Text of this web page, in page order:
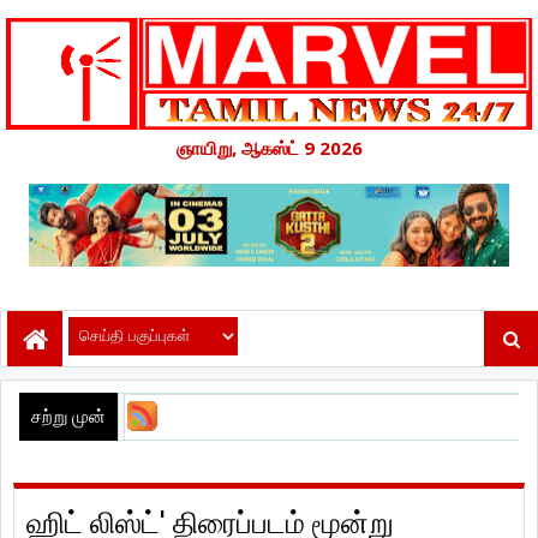
ஞாயிறு, ஆகஸ்ட் 9 2026
சற்று முன்
ஹிட் லிஸ்ட்' திரைப்படம் மூன்று